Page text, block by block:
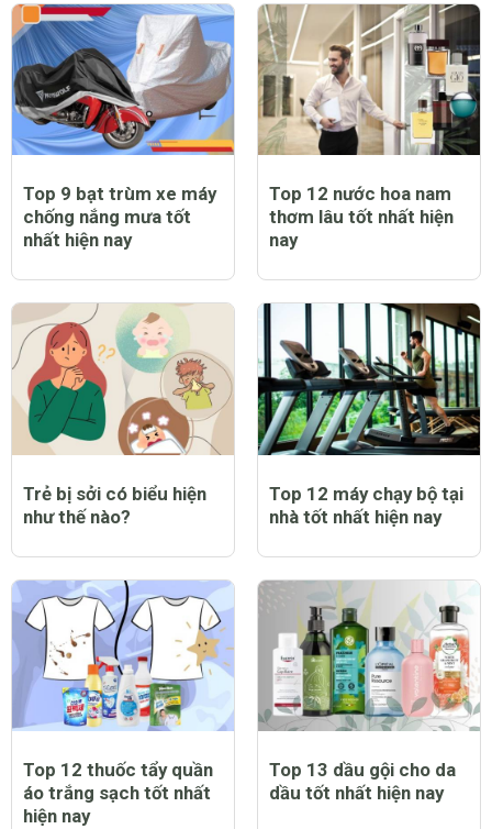
Top 9 bạt trùm xe máy
chống nắng mưa tốt
nhất hiện nay
Top 12 nước hoa nam
thơm lâu tốt nhất hiện
nay
Trẻ bị sởi có biểu hiện
như thế nào?
Top 12 máy chạy bộ tại
nhà tốt nhất hiện nay
Top 12 thuốc tẩy quần
áo trắng sạch tốt nhất
hiện nay
Top 13 dầu gội cho da
dầu tốt nhất hiện nay